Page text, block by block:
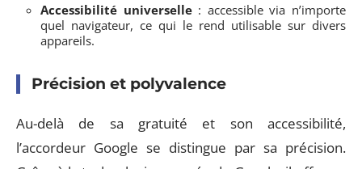
Accessibilité universelle: accessible via n’importe
quel navigateur, ce qui le rend utilisable sur divers
appareils.
Précision et polyvalence
Au-delà de sa gratuité et son accessibilité,
l’accordeur Google se distingue par sa précision.